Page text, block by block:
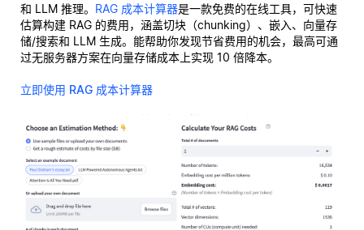
和 LLM 推理。 RAG 成本计算器是一款免费的在线工具，可快速
估算构建 RAG 的费用，涵盖切块（chunking）、嵌入、向量存
储/搜索和 LLM 生成。能帮助你发现节省费用的机会，最高可通
过无服务器方案在向量存储成本上实现 10 倍降本。
立即使用 RAG 成本计算器